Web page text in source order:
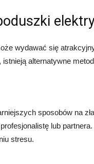
wydawać się
alternatywne
sposobów na
lub
stresu.